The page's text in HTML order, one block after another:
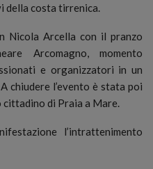
della costa tirrenica.
Nicola Arcella con il pranzo
Arcomagno, momento
e organizzatori in un
chiudere l’evento è stata poi
di Praia a Mare.
l’intrattenimento